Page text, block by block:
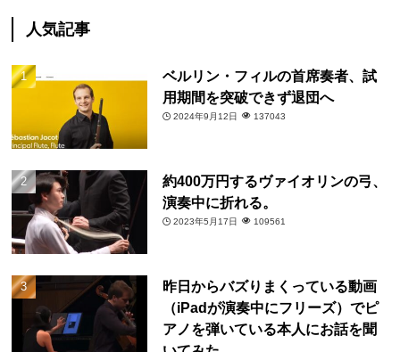
人気記事
ベルリン・フィルの首席奏者、試
用期間を突破できず退団へ
2024年9月12日 137043
約400万円するヴァイオリンの弓、
演奏中に折れる。
2023年5月17日 109561
昨日からバズりまくっている動画
（iPadが演奏中にフリーズ）でピ
アノを弾いている本人にお話を聞